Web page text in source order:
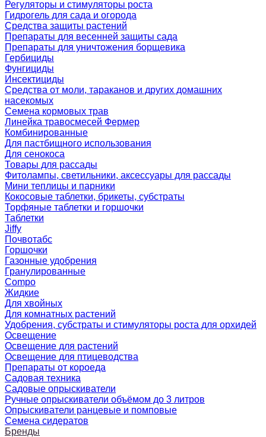
Регуляторы и стимуляторы роста
Гидрогель для сада и огорода
Средства защиты растений
Препараты для весенней защиты сада
Препараты для уничтожения борщевика
Гербициды
Фунгициды
Инсектициды
Средства от моли, тараканов и других домашних
насекомых
Семена кормовых трав
Линейка травосмесей Фермер
Комбинированные
Для пастбищного использования
Для сенокоса
Товары для рассады
Фитолампы, светильники, аксессуары для рассады
Мини теплицы и парники
Кокосовые таблетки, брикеты, субстраты
Торфяные таблетки и горшочки
Таблетки
Jiffy
Почвотабс
Горшочки
Газонные удобрения
Гранулированные
Compo
Жидкие
Для хвойных
Для комнатных растений
Удобрения, субстраты и стимуляторы роста для орхидей
Освещение
Освещение для растений
Освещение для птицеводства
Препараты от короеда
Садовая техника
Садовые опрыскиватели
Ручные опрыскиватели объёмом до 3 литров
Опрыскиватели ранцевые и помповые
Семена сидератов
Бренды